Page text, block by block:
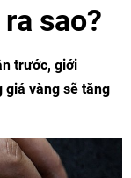
sao?
trước, giới
giá vàng sẽ tăng